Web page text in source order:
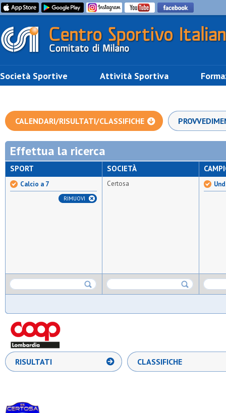
Società Sportive Attività Sportiva
CALENDARI/RISULTATI/CLASSIFICHE
Effettua la ricerca
SPORT
Calcio a 7
RIMUOVI
SOCIETÀ
Certosa
RISULTATI CLASSIFICHE